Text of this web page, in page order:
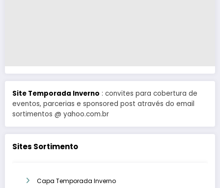
Site Temporada Inverno : convites para cobertura de
eventos, parcerias e sponsored post através do email
sortimentos @ yahoo.com.br
Sites Sortimento
Capa Temporada Inverno